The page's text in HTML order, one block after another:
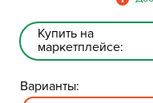
Купить на
маркетплейсе:
Варианты: